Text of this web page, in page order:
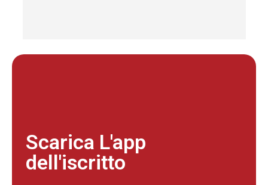
Scarica L'app
dell'iscritto